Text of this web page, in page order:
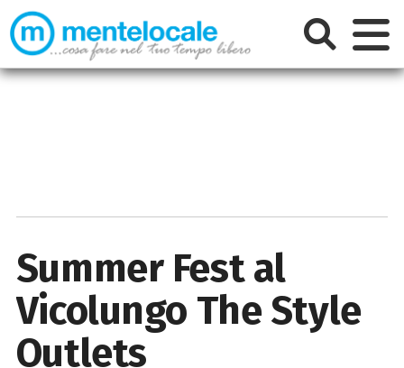
Summer Fest al
Vicolungo The Style
Outlets